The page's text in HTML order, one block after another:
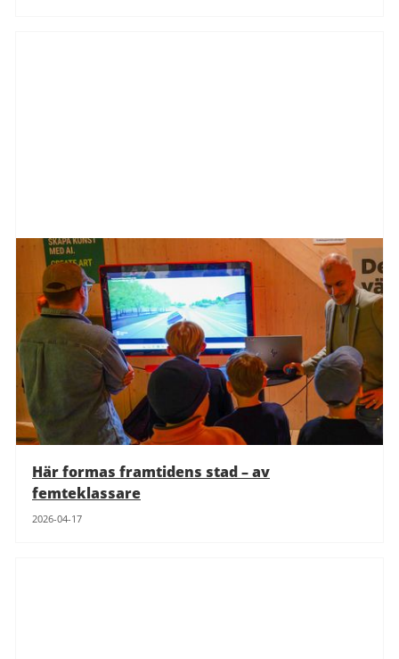
Här formas framtidens stad – av
femteklassare
2026-04-17